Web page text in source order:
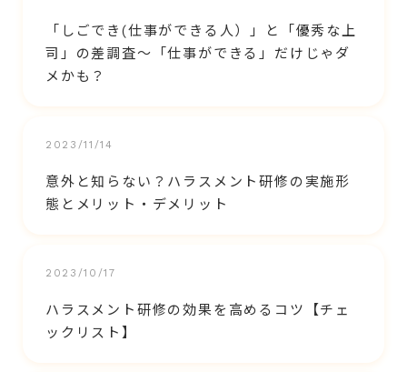
「しごでき(仕事ができる人）」と「優秀な上
司」の差調査～「仕事ができる」だけじゃダ
メかも？
2023/11/14
意外と知らない？ハラスメント研修の実施形
態とメリット・デメリット
2023/10/17
ハラスメント研修の効果を高めるコツ【チェ
ックリスト】